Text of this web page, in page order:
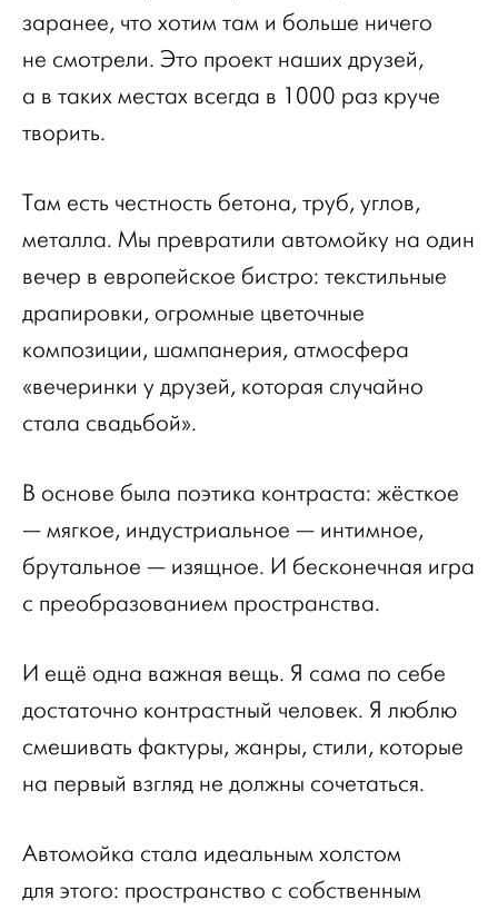
заранее, что хотим там и больше ничего
не смотрели. Это проект наших друзей,
а в таких местах всегда в 1000 раз круче
творить.
Там есть честность бетона, труб, углов,
металла. Мы превратили автомойку на один
вечер в европейское бистро: текстильные
драпировки, огромные цветочные
композиции, шампанерия, атмосфера
«вечеринки у друзей, которая случайно
стала свадьбой».
В основе была поэтика контраста: жёсткое
— мягкое, индустриальное — интимное,
брутальное — изящное. И бесконечная игра
с преобразованием пространства.
И ещё одна важная вещь. Я сама по себе
достаточно контрастный человек. Я люблю
смешивать фактуры, жанры, стили, которые
на первый взгляд не должны сочетаться.
Автомойка стала идеальным холстом
для этого: пространство с собственным